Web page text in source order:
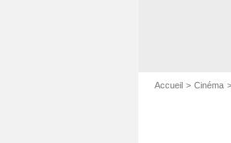
Accueil Cinéma